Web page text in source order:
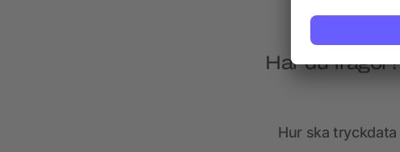
Har du
Hur ska